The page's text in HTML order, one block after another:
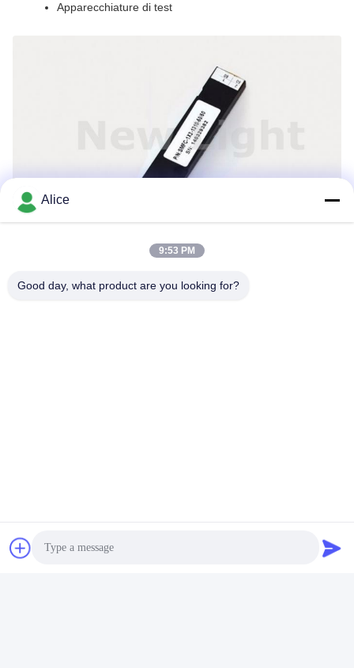
Apparecchiature di test
Indirizzo
Alice
9:53 PM
Good day, what product are you looking for?